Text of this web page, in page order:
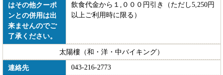
はその他クーポ
ンとの併用は出
来ませんのでご
了承ください。
飲食代金から１,０００円引き（ただし5,250円
以上ご利用時に限る）
太陽樓（和・洋・中バイキング）
連絡先
043-216-2773